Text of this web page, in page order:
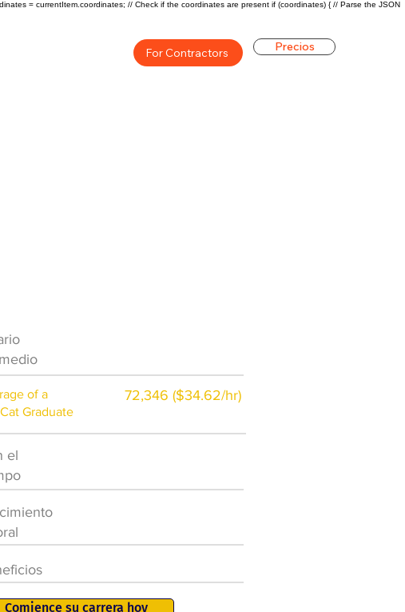
= currentItem.coordinates; // Check if the coordinates are present if (coordinates) { // Parse the JSON
For Contractors Precios
of a
Graduate
72,346 ($34.62/hr)
el
Comience su carrera hoy